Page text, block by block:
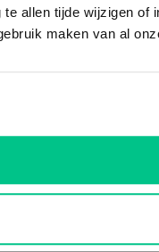
te allen tijde wijzigen of
maken van al